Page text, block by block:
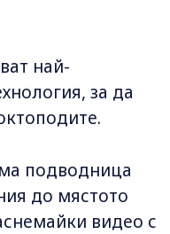
най-
за да
подводница
до мястото
видео с